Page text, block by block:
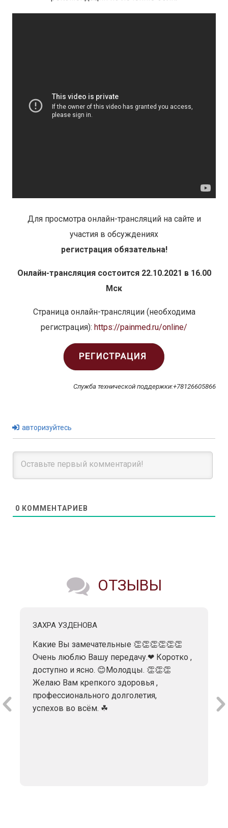
Для просмотра онлайн-трансляций на сайте и
участия в обсуждениях
регистрация обязательна!
Онлайн-трансляция состоится 22.10.2021 в 16.00
Мск
Страница онлайн-трансляции (необходима
регистрация): https://painmed.ru/online/
Служба технической поддержки:+78126605866
авторизуйтесь
0 КОММЕНТАРИЕВ
ОТЗЫВЫ
ЗАХРА УЗДЕНОВА
Какие Вы замечательные 👏👏👏👏👏👏
Очень люблю Вашу передачу.❤ Коротко ,
доступно и ясно. 😊Молодцы. 👏👏👏
Желаю Вам крепкого здоровья ,
профессионального долголетия,
успехов во всём. ☘